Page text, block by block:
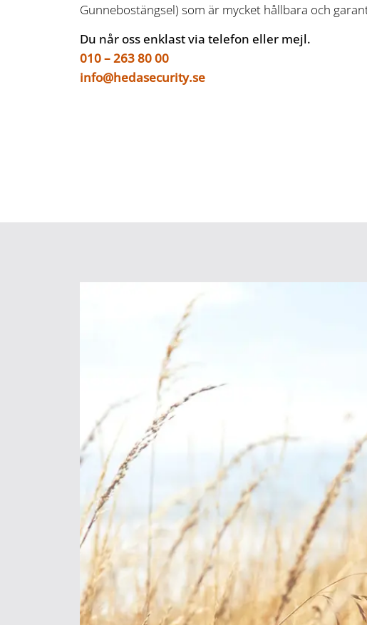
Gunnebostängsel) som är mycket hållbara och
Du når oss enklast via telefon eller mejl.
010 – 263 80 00
info@hedasecurity.se